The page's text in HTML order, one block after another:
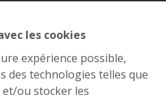
les cookies
expérience possible,
des technologies telles que
et/ou stocker les